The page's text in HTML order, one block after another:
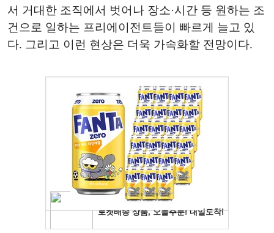
서 거대한 조직에서 벗어나 장소·시간 등 원하는 조
건으로 일하는 프리에이전트들이 빠르게 늘고 있
다. 그리고 이런 현상은 더욱 가속화할 전망이다.